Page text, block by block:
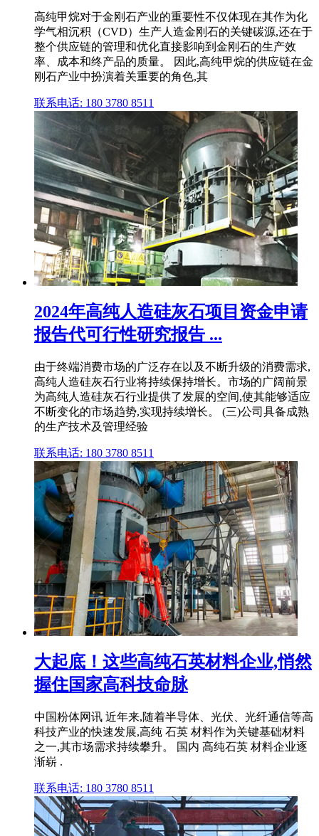
高纯甲烷对于金刚石产业的重要性不仅体现在其作为化
学气相沉积（CVD）生产人造金刚石的关键碳源,还在于
整个供应链的管理和优化直接影响到金刚石的生产效
率、成本和终产品的质量。 因此,高纯甲烷的供应链在金
刚石产业中扮演着关重要的角色,其
联系电话: 180 3780 8511
2024年高纯人造硅灰石项目资金申请
报告代可行性研究报告 ...
由于终端消费市场的广泛存在以及不断升级的消费需求,
高纯人造硅灰石行业将持续保持增长。市场的广阔前景
为高纯人造硅灰石行业提供了发展的空间,使其能够适应
不断变化的市场趋势,实现持续增长。 (三)公司具备成熟
的生产技术及管理经验
联系电话: 180 3780 8511
大起底！这些高纯石英材料企业,悄然
握住国家高科技命脉
中国粉体网讯 近年来,随着半导体、光伏、光纤通信等高
科技产业的快速发展,高纯 石英 材料作为关键基础材料
之一,其市场需求持续攀升。 国内 高纯石英 材料企业逐
渐崭 .
联系电话: 180 3780 8511